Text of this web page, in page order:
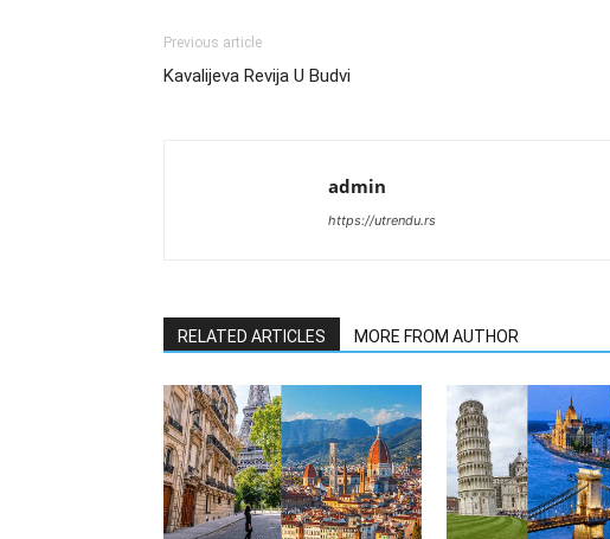
Previous article
Kavalijeva Revija U Budvi
admin
https://utrendu.rs
RELATED ARTICLES MORE FROM AUTHOR